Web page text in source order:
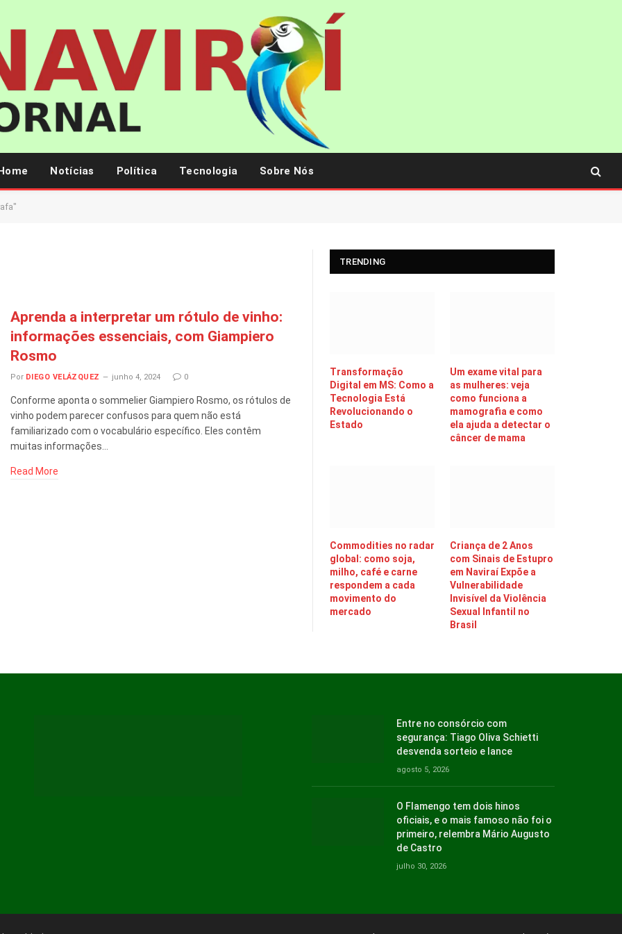
Notícias Política Tecnologia Sobre Nós
Aprenda a interpretar um rótulo de vinho:
informações essenciais, com Giampiero
Rosmo
Por DIEGO VELÁZQUEZ junho 4, 2024 0
Conforme aponta o sommelier Giampiero Rosmo, os rótulos de
vinho podem parecer confusos para quem não está
familiarizado com o vocabulário específico. Eles contêm
muitas informações…
Read More
TRENDING
Transformação
Digital em MS: Como a
Tecnologia Está
Revolucionando o
Estado
Um exame vital para
as mulheres: veja
como funciona a
mamografia e como
ela ajuda a detectar o
câncer de mama
Commodities no radar
global: como soja,
milho, café e carne
respondem a cada
movimento do
mercado
Criança de 2 Anos
com Sinais de Estupro
em Naviraí Expõe a
Vulnerabilidade
Invisível da Violência
Sexual Infantil no
Brasil
Entre no consórcio com
segurança: Tiago Oliva Schietti
desvenda sorteio e lance
agosto 5, 2026
O Flamengo tem dois hinos
oficiais, e o mais famoso não foi o
primeiro, relembra Mário Augusto
de Castro
julho 30, 2026